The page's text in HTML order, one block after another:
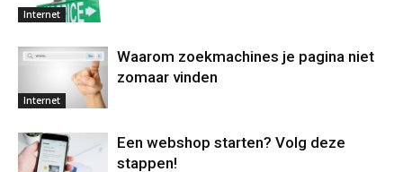
Internet
Internet
Waarom zoekmachines je pagina niet
zomaar vinden
Een webshop starten? Volg deze
stappen!